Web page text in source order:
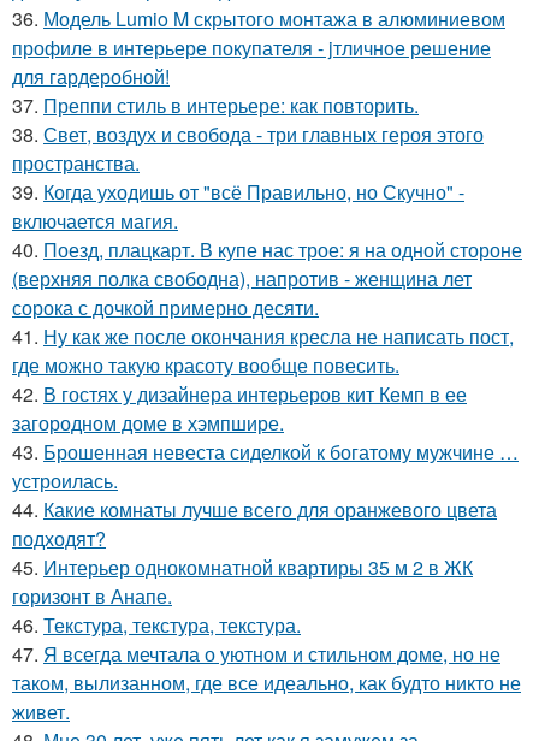
36. Модель Lumio M скрытого монтажа в алюминиевом
профиле в интерьере покупателя - jтличное решение
для гардеробной!
37. Преппи стиль в интерьере: как повторить.
38. Свет, воздух и свобода - три главных героя этого
пространства.
39. Когда уходишь от "всё Правильно, но Скучно" -
включается магия.
40. Поезд, плацкарт. В купе нас трое: я на одной стороне
(верхняя полка свободна), напротив - женщина лет
сорока с дочкой примерно десяти.
41. Ну как же после окончания кресла не написать пост,
где можно такую красоту вообще повесить.
42. В гостях у дизайнера интерьеров кит Кемп в ее
загородном доме в хэмпшире.
43. Брошенная невеста сиделкой к богатому мужчине …
устроилась.
44. Какие комнаты лучше всего для оранжевого цвета
подходят?
45. Интерьер однокомнатной квартиры 35 м 2 в ЖК
горизонт в Анапе.
46. Текстура, текстура, текстура.
47. Я всегда мечтала о уютном и стильном доме, но не
таком, вылизанном, где все идеально, как будто никто не
живет.